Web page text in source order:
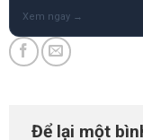
Để lại một